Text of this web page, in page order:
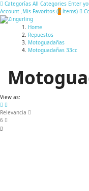
Categorías All Categories Enter
Account Mis Favoritos (0 ítems)
Home
Repuestos
Motoguadañas
Motoguadañas 33cc
View as:
Relevancia
6